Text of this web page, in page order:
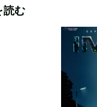
読む